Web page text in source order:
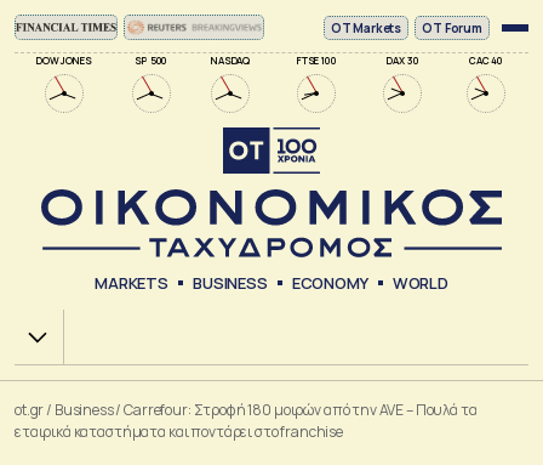
DOW JONES SP 500 NASDAQ FTSE 100 DAX 30 CAC 40
ΟΤ Markets OT Forum
MARKETS BUSINESS ECONOMY WORLD
Χ.Α.
ot.gr/ Business/Carrefour: Στροφή 180 μοιρών από την AVE – Πουλά τα
εταιρικά καταστήματα και ποντάρει στο franchise